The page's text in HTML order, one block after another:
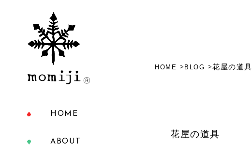
HOME
ABOUT
HOME BLOG 花屋の道具
花屋の道具